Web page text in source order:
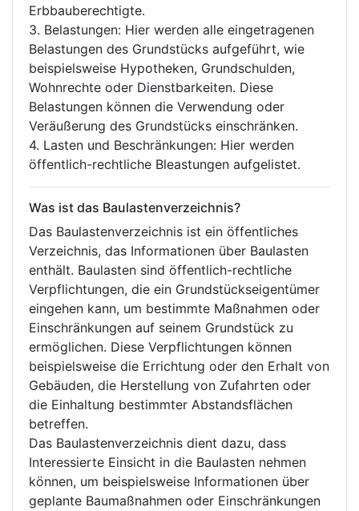
Erbbauberechtigte.
3. Belastungen: Hier werden alle eingetragenen
Belastungen des Grundstücks aufgeführt, wie
beispielsweise Hypotheken, Grundschulden,
Wohnrechte oder Dienstbarkeiten. Diese
Belastungen können die Verwendung oder
Veräußerung des Grundstücks einschränken.
4. Lasten und Beschränkungen: Hier werden
öffentlich-rechtliche Bleastungen aufgelistet.
Was ist das Baulastenverzeichnis?
Das Baulastenverzeichnis ist ein öffentliches
Verzeichnis, das Informationen über Baulasten
enthält. Baulasten sind öffentlich-rechtliche
Verpflichtungen, die ein Grundstückseigentümer
eingehen kann, um bestimmte Maßnahmen oder
Einschränkungen auf seinem Grundstück zu
ermöglichen. Diese Verpflichtungen können
beispielsweise die Errichtung oder den Erhalt von
Gebäuden, die Herstellung von Zufahrten oder
die Einhaltung bestimmter Abstandsflächen
betreffen.
Das Baulastenverzeichnis dient dazu, dass
Interessierte Einsicht in die Baulasten nehmen
können, um beispielsweise Informationen über
geplante Baumaßnahmen oder Einschränkungen